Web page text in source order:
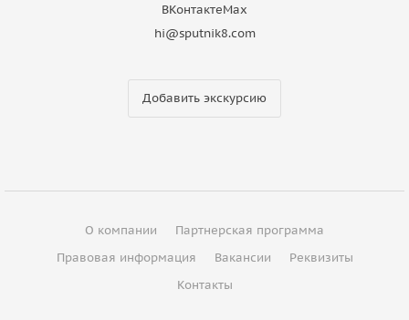
ВКонтактеMax
hi@sputnik8.com
Добавить экскурсию
О компании
Партнерская программа
Правовая информация
Вакансии
Реквизиты
Контакты